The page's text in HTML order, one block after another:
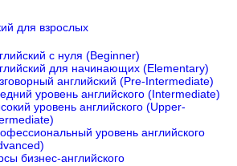
для взрослых
с нуля (Beginner)
для начинающих (Elementary)
английский (Pre-Intermediate)
уровень английского (Intermediate)
уровень английского (Upper-
уровень английского
бизнес-английского